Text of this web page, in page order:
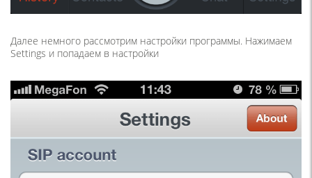
Далее немного рассмотрим настройки программы. Нажимаем
Settings и попадаем в настройки